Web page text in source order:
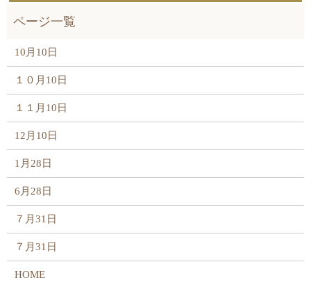
10月10日
１０月10日
１１月10日
12月10日
1月28日
6月28日
７月31日
７月31日
HOME